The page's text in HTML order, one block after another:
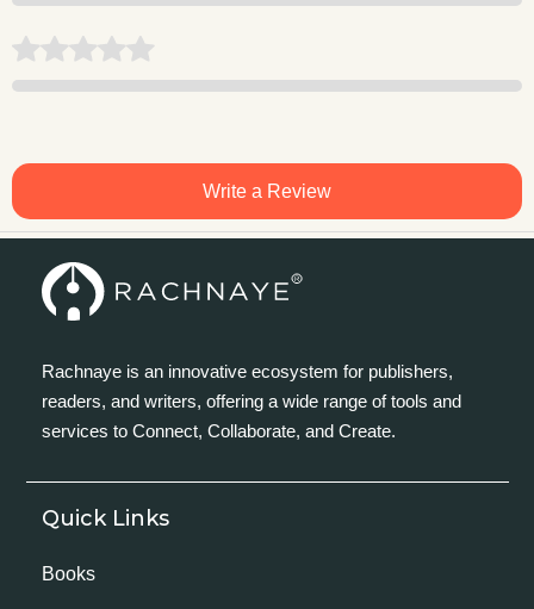
Write a Review
Rachnaye is an innovative ecosystem for publishers,
readers, and writers, offering a wide range of tools and
services to Connect, Collaborate, and Create.
Quick Links
Books